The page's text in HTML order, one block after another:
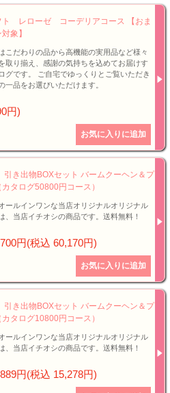
ト レローゼ コーデリアコース 【おま
象】
こだわりの品から高機能の実用品など様々
取り揃え、感謝の気持ちを込めてお届けす
グです。 ご自宅でゆっくりとご覧いただき
一品をお選びいただけます。
円)
引き出物BOXセット バームクーヘン＆プ
タログ50800円コース）
ールインワンな当店オリジナルオリジナル
、当店イチオシの商品です。送料無料！
円(税込 60,170円)
引き出物BOXセット バームクーヘン＆プ
タログ10800円コース）
ールインワンな当店オリジナルオリジナル
、当店イチオシの商品です。送料無料！
円(税込 15,278円)